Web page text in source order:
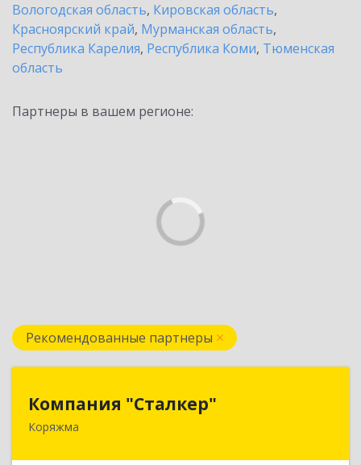
Вологодская область, Кировская область,
Красноярский край, Мурманская область,
Республика Карелия, Республика Коми, Тюменская
область
Партнеры в вашем регионе:
Рекомендованные партнеры
Компания "Сталкер"
Коряжма